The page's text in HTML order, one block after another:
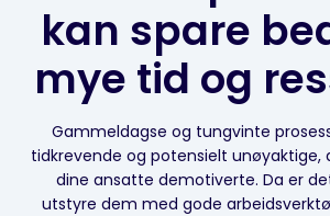
kan spare
mye tid og
Gammeldagse og tungvinte
tidkrevende og potensielt unøyaktige,
dine ansatte demotiverte. Da er
utstyre dem med gode